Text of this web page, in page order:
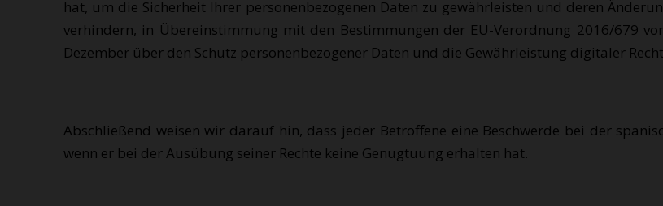
hat, um die Sicherheit Ihrer personenbezogenen Daten zu gewährleisten und deren
verhindern, in Übereinstimmung mit den Bestimmungen der EU-Verordnung 2016/679
Dezember über den Schutz personenbezogener Daten und die Gewährleistung digitaler
Abschließend weisen wir darauf hin, dass jeder Betroffene eine Beschwerde bei der
wenn er bei der Ausübung seiner Rechte keine Genugtuung erhalten hat.